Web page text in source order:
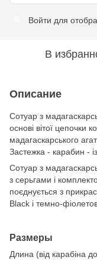
Войти для
В
Описание
Сотуар з
основі вітої цепочки
мадагаскарського
Застежка - карабин -
Сотуар з
з серьгами і
поєднується з
Black і темно-
Размеры
Длина (від карабіна